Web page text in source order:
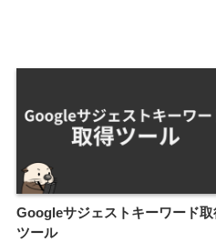
Googleサジェストキーワード取
ツール